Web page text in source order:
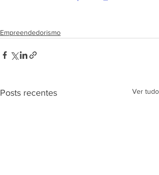
Empreendedorismo
Posts recentes Ver tudo